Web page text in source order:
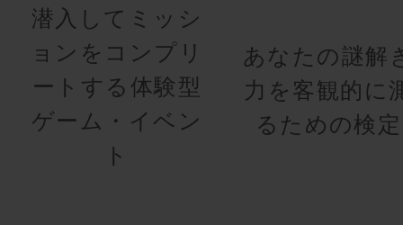
潜入してミッシ
ョンをコンプリ
ートする体験型
ゲーム・イベン
ト
あなたの謎解
力を客観的に
るための検定